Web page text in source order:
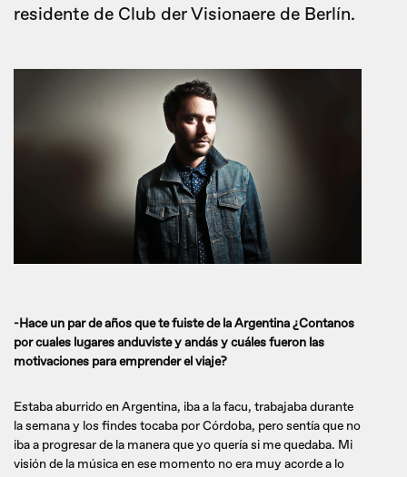
residente de Club der Visionaere de Berlín.
-Hace un par de años que te fuiste de la Argentina ¿Contanos
por cuales lugares anduviste y andás y cuáles fueron las
motivaciones para emprender el viaje?
Estaba aburrido en Argentina, iba a la facu, trabajaba durante
la semana y los findes tocaba por Córdoba, pero sentía que no
iba a progresar de la manera que yo quería si me quedaba. Mi
visión de la música en ese momento no era muy acorde a lo